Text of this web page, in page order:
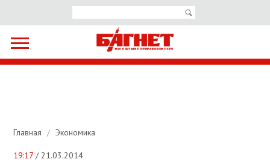
Главная / Экономика
19:17 / 21.03.2014